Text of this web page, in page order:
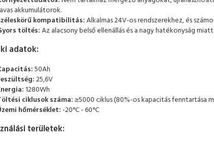
akkumulátorok.
kompatibilitás:Alkalmas 24V-os rendszerekhez, és
töltés:Az alacsony belső ellenállás és a nagy hatékonyság
adatok:
50Ah
25,6V
1280Wh
ciklusok száma:≥5000 ciklus (80%-os kapacitás fenntartása
hőmérséklet:-20°C - 60°C
területek: